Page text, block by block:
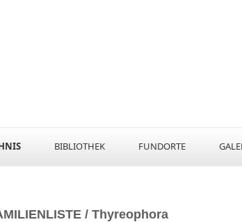
BIBLIOTHEK FUNDORTE
/ Thyreophora